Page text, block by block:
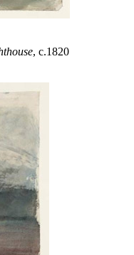
, c.1820